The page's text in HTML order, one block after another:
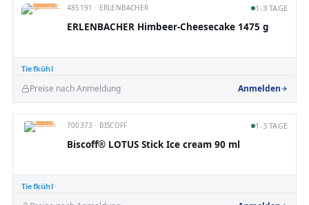
Tiefkühl
485191 · ERLENBACHER 1-3 TAGE
ERLENBACHER Himbeer-Cheesecake 1475 g
Preise nach Anmeldung Anmelden
Tiefkühl
700373 · BISCOFF 1-3 TAGE
Biscoff® LOTUS Stick Ice cream 90 ml